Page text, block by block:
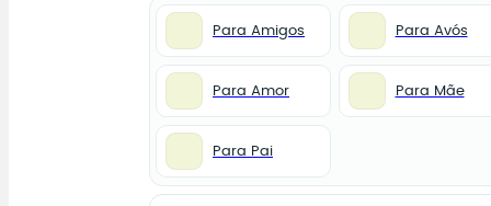
Para Amigos Para Avós
Para Amor Para Mãe
Para Pai